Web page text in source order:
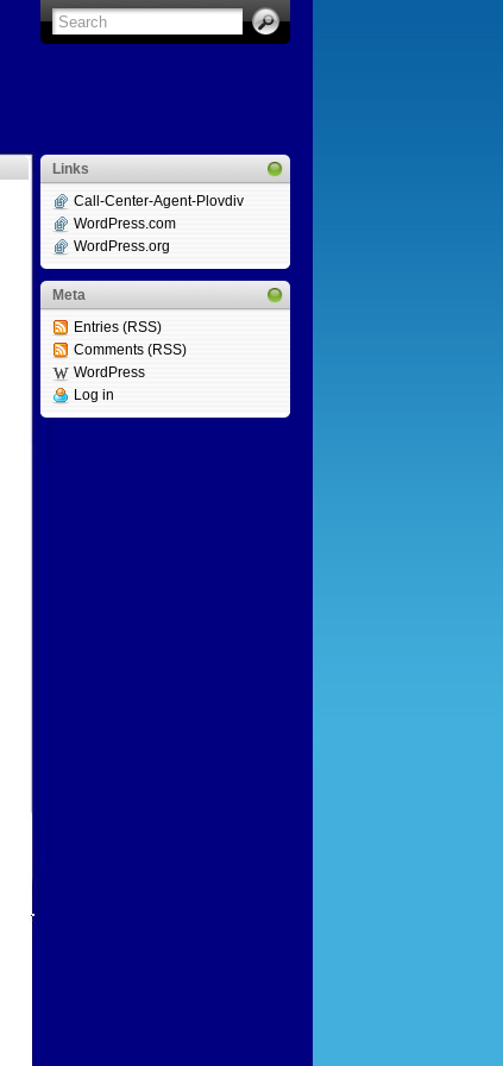
Links
Call-Center-Agent-Plovdiv
WordPress.com
WordPress.org
Meta
Entries (RSS)
Comments (RSS)
WordPress
Log in